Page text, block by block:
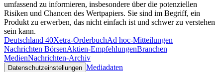
umfassend zu informieren, insbesondere über die potenziellen
Risiken und Chancen des Wertpapiers. Sie sind im Begriff, ein
Produkt zu erwerben, das nicht einfach ist und schwer zu verstehen
sein kann.
Deutschland 40Xetra-OrderbuchAd hoc-Mitteilungen
Nachrichten BörsenAktien-EmpfehlungenBranchen
MedienNachrichten-Archiv
Datenschutzeinstellungen Mediadaten